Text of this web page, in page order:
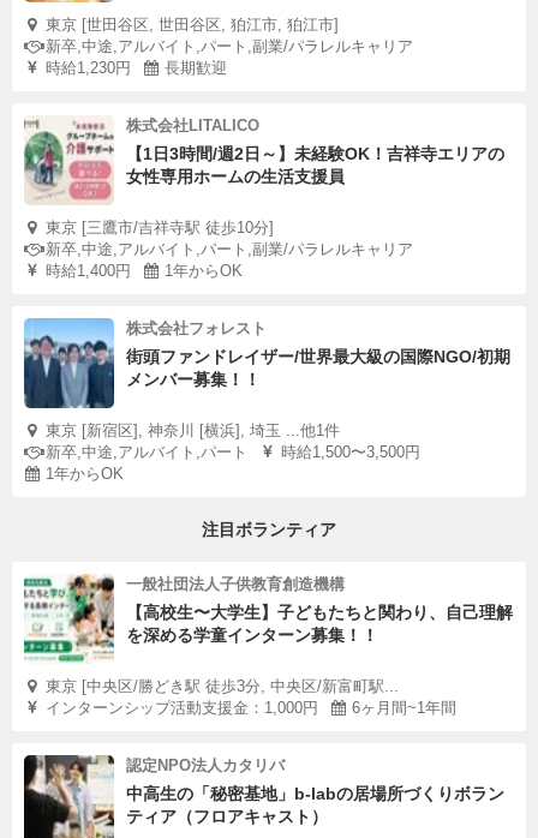
東京 [世田谷区, 世田谷区, 狛江市, 狛江市]
新卒,中途,アルバイト,パート,副業/パラレルキャリア
時給1,230円
長期歓迎
株式会社LITALICO
【1日3時間/週2日～】未経験OK！吉祥寺エリアの
女性専用ホームの生活支援員
東京 [三鷹市/吉祥寺駅 徒歩10分]
新卒,中途,アルバイト,パート,副業/パラレルキャリア
時給1,400円
1年からOK
株式会社フォレスト
街頭ファンドレイザー/世界最大級の国際NGO/初期
メンバー募集！！
東京 [新宿区], 神奈川 [横浜], 埼玉 ...他1件
新卒,中途,アルバイト,パート
時給1,500〜3,500円
1年からOK
注目ボランティア
一般社団法人子供教育創造機構
【高校生〜大学生】子どもたちと関わり、自己理解
を深める学童インターン募集！！
東京 [中央区/勝どき駅 徒歩3分, 中央区/新富町駅...
インターンシップ活動支援金：1,000円
6ヶ月間~1年間
認定NPO法人カタリバ
中高生の「秘密基地」b-labの居場所づくりボラン
ティア（フロアキャスト）